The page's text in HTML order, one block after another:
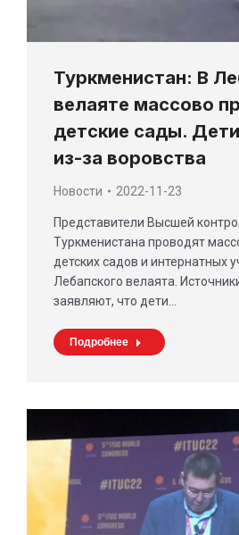
Туркменистан: В
велаяте массово
детские сады.
из-за воровства
Новости 2022-11-23
Представители Высшей
Туркменистана проводят
детских садов и интернатных
Лебапского велаята.
заявляют, что дети…
Подробнее